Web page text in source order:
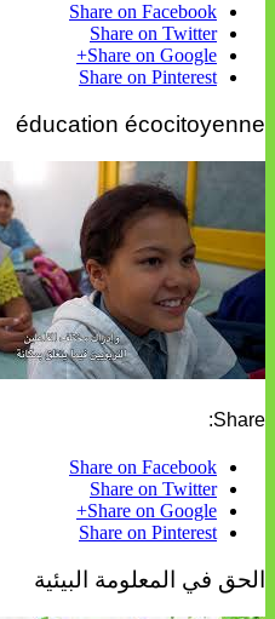
Share on Facebook
Share on Twitter
Share on Google+
Share on Pinterest
éducation écocitoyenne
Share:
Share on Facebook
Share on Twitter
Share on Google+
Share on Pinterest
الحق في المعلومة البيئية